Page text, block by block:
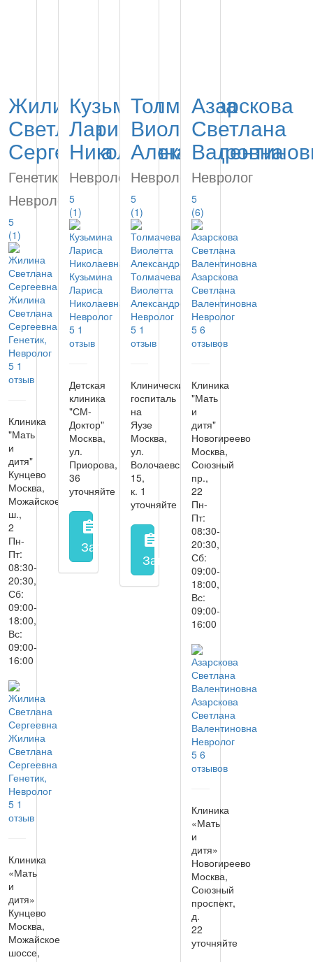
Жилина
Светлана
Сергеевна
Генетик,
Невролог
5
(1)
Жилина
Светлана
Сергеевна
Генетик,
Невролог
5 1
отзыв
Клиника
"Мать
и
дитя"
Кунцево
Москва,
Можайское
ш.,
2
Пн-
Пт:
08:30-
20:30,
Сб:
09:00-
18:00,
Вс:
09:00-
16:00
Жилина
Светлана
Сергеевна
Генетик,
Невролог
5 1
отзыв
Клиника
«Мать
и
дитя»
Кунцево
Москва,
Можайское
шоссе,
Кузьмина
Лариса
Николаевна
Невролог
5
(1)
Кузьмина
Лариса
Николаевна
Невролог
5 1
отзыв
Детская
клиника
"СМ-
Доктор"
Москва,
ул.
Приорова,
36
уточняйте
assignment
Запись на прием заполнить форму
Толмачева
Виолетта
Александровна
Невролог
5
(1)
Толмачева
Виолетта
Александровна
Невролог
5 1
отзыв
Клинический
госпиталь
на
Яузе
Москва,
ул.
Волочаевская,
15,
к. 1
уточняйте
assignment
Запись на прием
Азарскова
Светлана
Невролог
5
(6)
Азарскова
Светлана
Валентиновна
Невролог
5 6
отзывов
Клиника
"Мать
и
дитя"
Новогиреево
Москва,
Союзный
пр.,
22
Пн-
Пт:
08:30-
20:30,
Сб:
09:00-
18:00,
Вс:
09:00-
16:00
Азарскова
Светлана
Валентиновна
Невролог
5 6
отзывов
Клиника
«Мать
и
дитя»
Новогиреево
Москва,
Союзный
проспект,
д.
22
уточняйте